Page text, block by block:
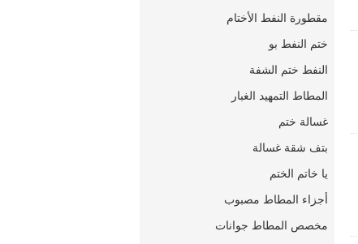
مقطورة النفط الأختام
ختم النفط بو
النفط ختم الشفة
المطاط التمهيد الغبار
غسالة ختم
بتف شقة غسالة
يا خاتم الختم
أجزاء المطاط مصبوب
مخصص المطاط جوانات